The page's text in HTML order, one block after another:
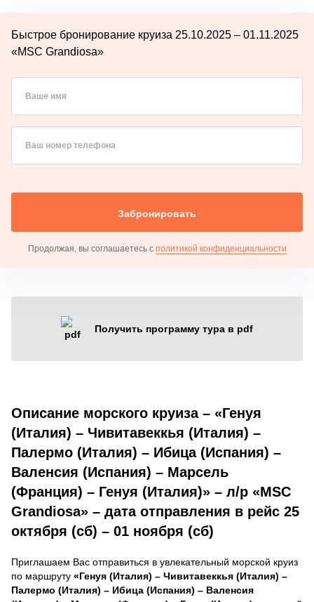
Быстрое бронирование круиза 25.10.2025 – 01.11.2025
«MSC Grandiosa»
Ваше имя
Ваш номер телефона
Забронировать
Продолжая, вы соглашаетесь с политикой конфиденциальности
Получить программу тура в pdf
Описание морского круиза – «Генуя
(Италия) – Чивитавеккья (Италия) –
Палермо (Италия) – Ибица (Испания) –
Валенсия (Испания) – Марсель
(Франция) – Генуя (Италия)» – л/р «MSC
Grandiosa» – дата отправления в рейс 25
октября (сб) – 01 ноября (сб)
Приглашаем Вас отправиться в увлекательный морской круиз
по маршруту «Генуя (Италия) – Чивитавеккья (Италия) –
Палермо (Италия) – Ибица (Испания) – Валенсия